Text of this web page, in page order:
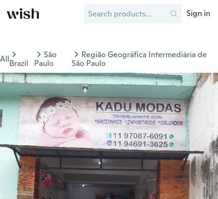
Sign in
AllBrazil
São
Paulo
Região Geográfica Intermediária de
São Paulo